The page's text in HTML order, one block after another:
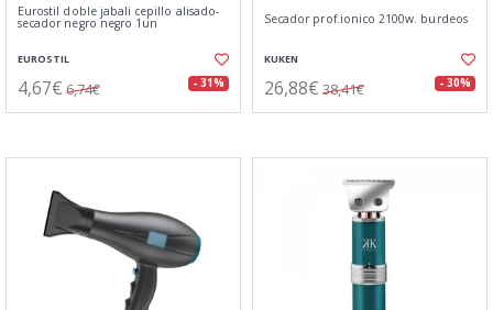
Eurostil doble jabali cepillo alisado-
secador negro negro 1un
EUROSTIL
4,67€ 6,74€ - 31%
Secador prof.ionico 2100w. burdeos
KUKEN
26,88€ 38,41€ - 30%